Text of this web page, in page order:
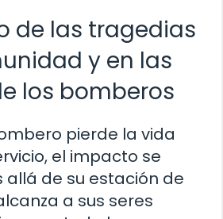
de las tragedias
y en las
los bomberos
pierde la vida
el impacto se
allá de su estación de
a sus seres